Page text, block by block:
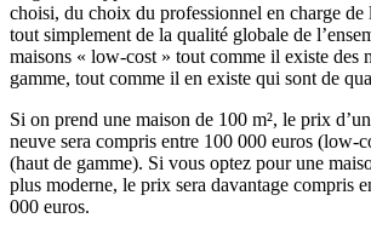
choisi, du choix du professionnel en charge de
tout simplement de la qualité globale de
maisons « low-cost » tout comme il existe des
gamme, tout comme il en existe qui sont de
Si on prend une maison de 100 m², le prix
neuve sera compris entre 100 000 euros (low-
(haut de gamme). Si vous optez pour une
plus moderne, le prix sera davantage compris
000 euros.